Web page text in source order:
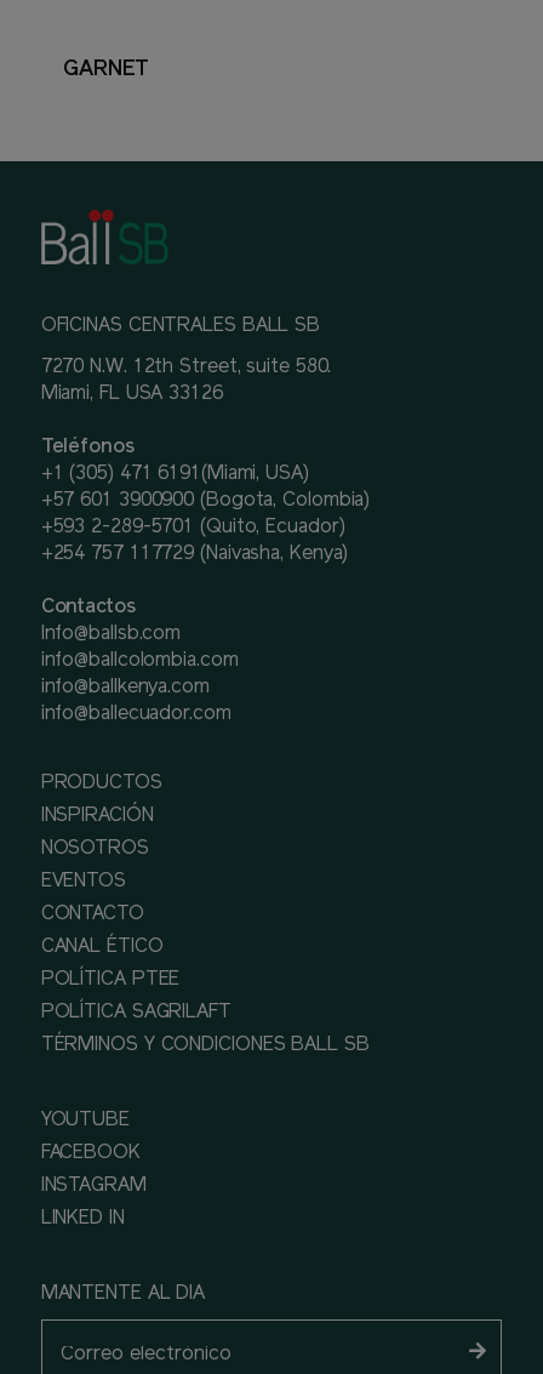
GARNET
OFICINAS CENTRALES BALL SB
7270 N.W. 12th Street, suite 580.
Miami, FL USA 33126
Teléfonos
+1 (305) 471 6191(Miami, USA)
+57 601 3900900 (Bogota, Colombia)
+593 2-289-5701 (Quito, Ecuador)
+254 757 117729 (Naivasha, Kenya)
Contactos
Info@ballsb.com
info@ballcolombia.com
info@ballkenya.com
info@ballecuador.com
PRODUCTOS
INSPIRACIÓN
NOSOTROS
EVENTOS
CONTACTO
CANAL ÉTICO
POLÍTICA PTEE
POLÍTICA SAGRILAFT
TÉRMINOS Y CONDICIONES BALL SB
YOUTUBE
FACEBOOK
INSTAGRAM
LINKED IN
MANTENTE AL DIA